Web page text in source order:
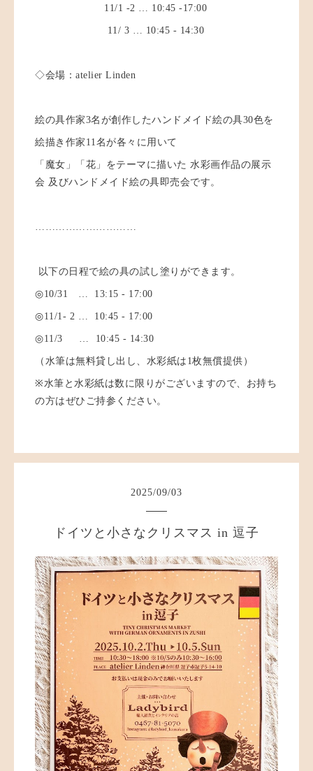
11/1 -2 … 10:45 -17:00
11/ 3 … 10:45 - 14:30
◇会場：atelier Linden
絵の具作家3名が創作したハンドメイド絵の具30色を
絵描き作家 11名が各々に用いて
「魔女」「花」をテーマに描いた 水彩画作品の展示
会 及びハンドメイド絵の具即売会です。
…………………………
以下の日程で絵の具の試し塗りができます。
◎10/31 … 13:15 - 17:00
◎11/1- 2 … 10:45 - 17:00
◎11/3 … 10:45 - 14:30
（水筆は無料貸し出し、水彩紙は 1枚無償提供）
※水筆と水彩紙は数に限りがございますので、お持ち
の方はぜひご持参ください。
2025/09/03
ドイツと小さなクリスマス in 逗子